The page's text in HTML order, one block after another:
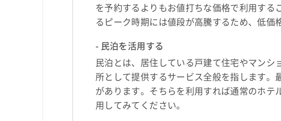
を予約するよりもお値打ちな価格で利用す
るピーク時期には値段が高騰するため、低
- 民泊を活用する
民泊とは、居住している戸建て住宅やマン
所として提供するサービス全般を指します
があります。そちらを利用すれば通常のホ
用してみてください。